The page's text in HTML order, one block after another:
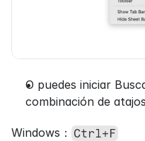
O puedes iniciar
combinación de
Windows： Ctrl+F